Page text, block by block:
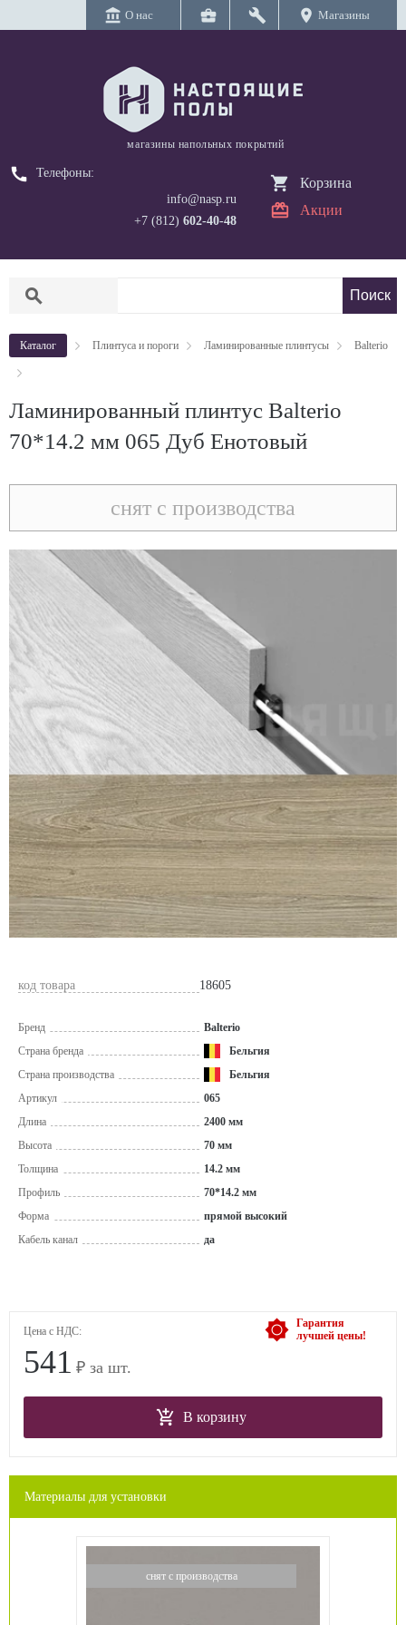
account_balance О нас business_center build location_on Магазины
магазины напольных покрытий
call
Телефоны:
info@nasp.ru
+7 (812) 602-40-48
Корзина
Акции
search
Каталог Плинтуса и пороги Ламинированные плинтусы Balterio
Ламинированный плинтус Balterio
70*14.2 мм 065 Дуб Енотовый
снят с производства
код товара 18605
Бренд
Balterio
Страна бренда
Бельгия
Страна производства
Бельгия
Артикул
065
Длина
2400 мм
Высота
70 мм
Толщина
14.2 мм
Профиль
70*14.2 мм
Форма
прямой высокий
Кабель канал
да
Гарантия
лучшей цены!
Цена с НДС:
541 ₽ за шт.
В корзину
Материалы для установки
снят с производства